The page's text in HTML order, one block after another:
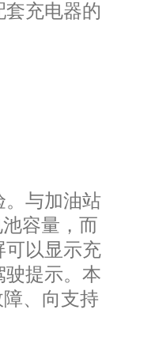
充电器的
。与加油站
容量，而
可以显示充
驶提示。本
、向支持